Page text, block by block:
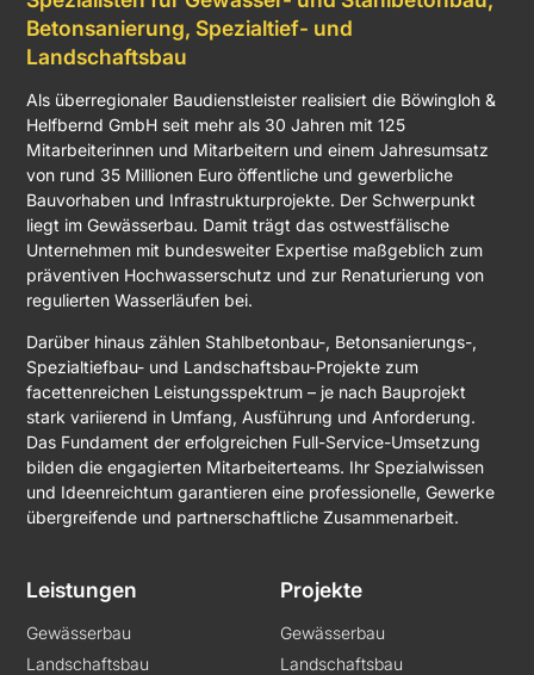
Betonsanierung, Spezialtief- und
Landschaftsbau
Als überregionaler Baudienstleister realisiert die Böwingloh &
Helfbernd GmbH seit mehr als 30 Jahren mit 125
Mitarbeiterinnen und Mitarbeitern und einem Jahresumsatz
von rund 35 Millionen Euro öffentliche und gewerbliche
Bauvorhaben und Infrastrukturprojekte. Der Schwerpunkt
liegt im Gewässerbau. Damit trägt das ostwestfälische
Unternehmen mit bundesweiter Expertise maßgeblich zum
präventiven Hochwasserschutz und zur Renaturierung von
regulierten Wasserläufen bei.
Darüber hinaus zählen Stahlbetonbau-, Betonsanierungs-,
Spezialtiefbau- und Landschaftsbau-Projekte zum
facettenreichen Leistungsspektrum – je nach Bauprojekt
stark variierend in Umfang, Ausführung und Anforderung.
Das Fundament der erfolgreichen Full-Service-Umsetzung
bilden die engagierten Mitarbeiterteams. Ihr Spezialwissen
und Ideenreichtum garantieren eine professionelle, Gewerke
übergreifende und partnerschaftliche Zusammenarbeit.
Leistungen
Gewässerbau
Landschaftsbau
Projekte
Gewässerbau
Landschaftsbau